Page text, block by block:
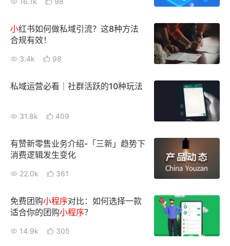
增长俱乐部
增长俱乐部
入驻有赞
认证服务商 设计服务商
小红书如何做私域引流？这8种方法
合规有效！
3.4k 98
私域运营必看｜社群活跃的10种玩法
31.8k 409
有赞新零售业务介绍-「三新」趋势下
消费逻辑发生变化
22.0k 361
免费团购小程序对比：如何选择一款
适合你的团购小程序？
14.9k 305